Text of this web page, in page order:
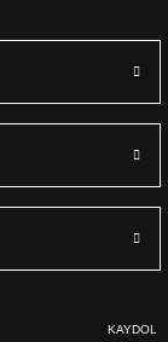
KAYDOL